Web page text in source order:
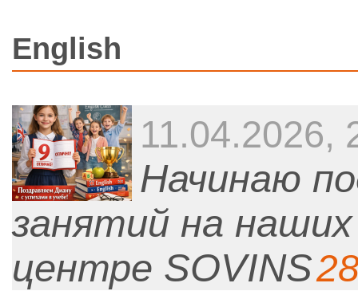
English
11.04.2026,
Начинаю
занятий на наших
центре SOVINS